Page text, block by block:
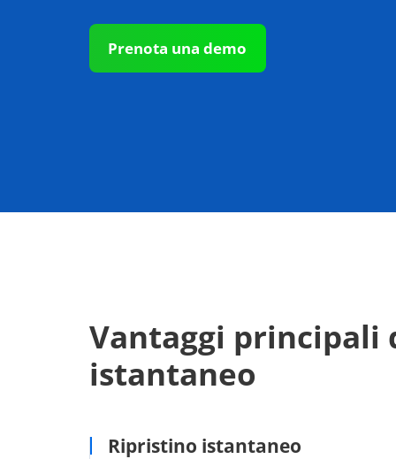
Prenota una demo
Vantaggi principali
istantaneo
Ripristino istantaneo